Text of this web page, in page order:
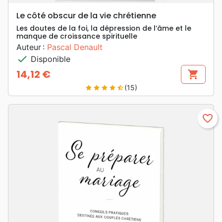
Le côté obscur de la vie chrétienne
Les doutes de la foi, la dépression de l’âme et le
manque de croissance spirituelle
Auteur : Pascal Denault
check Disponible
Prix
14,12 € shopping_cart
star star star star star_half(15)
favorite_border